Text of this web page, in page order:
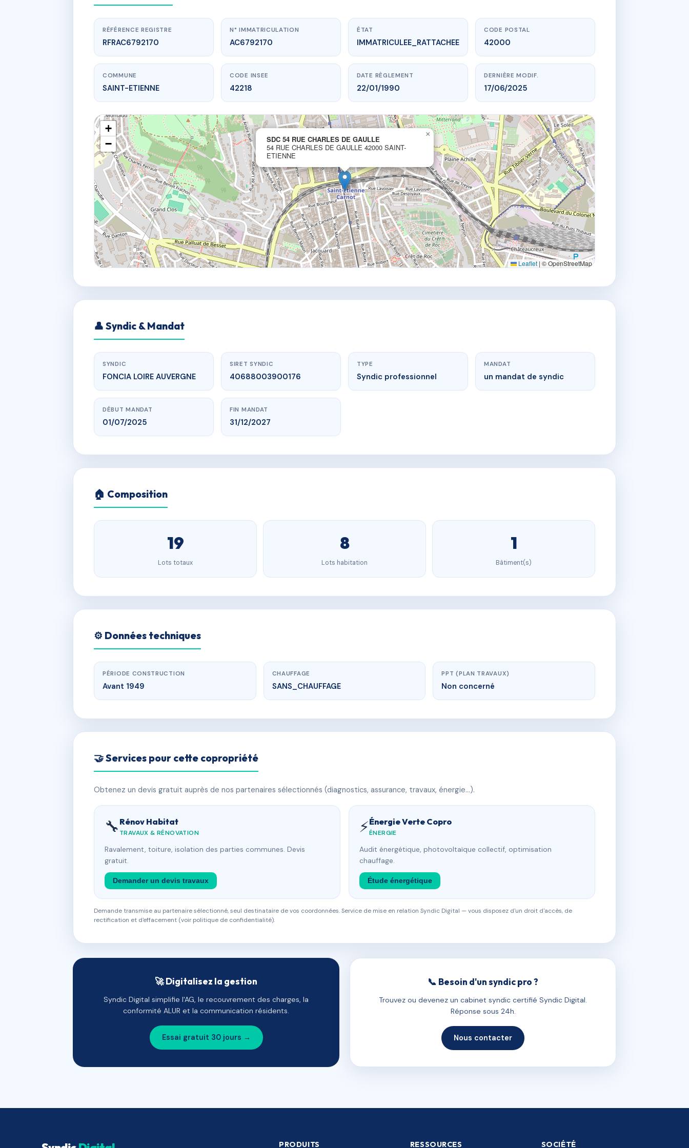
www.vme.plus/AC6792170
SDC 54 RUE CHARLES DE GAULLE
54 Rue Charles de Gaulle42000 SAINT-ETIENNE
RÉFÉRENCE REGISTRE
RFRAC6792170
N° IMMATRICULATION
AC6792170
ÉTAT
IMMATRICULEE_RATTACHEE
CODE POSTAL
42000
COMMUNE
SAINT-ETIENNE
CODE INSEE
42218
DATE RÈGLEMENT
22/01/1990
DERNIÈRE MODIF.
17/06/2025
SDC 54 RUE CHARLES DE GAULLE
54 RUE CHARLES DE GAULLE 42000 SAINT-
ETIENNE
×
+
−
Leaflet | © OpenStreetMap
👤 Syndic & Mandat
SYNDIC
FONCIA LOIRE AUVERGNE
SIRET SYNDIC
40688003900176
TYPE
Syndic professionnel
MANDAT
un mandat de syndic
DÉBUT MANDAT
01/07/2025
FIN MANDAT
31/12/2027
🏠 Composition
19
Lots totaux
8
Lots habitation
1
Bâtiment(s)
⚙️ Données techniques
PÉRIODE CONSTRUCTION
Avant 1949
CHAUFFAGE
SANS_CHAUFFAGE
PPT (PLAN TRAVAUX)
Non concerné
🤝 Services pour cette copropriété
Obtenez un devis gratuit auprès de nos partenaires sélectionnés (diagnostics, assurance, travaux, énergie…).
🔧 Rénov Habitat
TRAVAUX & RÉNOVATION
Ravalement, toiture, isolation des parties communes. Devis
gratuit.
Demander un devis travaux
⚡Énergie Verte Copro
ÉNERGIE
Audit énergétique, photovoltaïque collectif, optimisation
chauffage.
Étude énergétique
Demande transmise au partenaire sélectionné, seul destinataire de vos coordonnées. Service de mise en relation Syndic Digital — vous disposez d'un droit d'accès, de
rectification et d'effacement (voir politique de confidentialité).
🚀 Digitalisez la gestion
Syndic Digital simplifie l'AG, le recouvrement des charges, la
conformité ALUR et la communication résidents.
Essai gratuit 30 jours →
📞 Besoin d'un syndic pro ?
Trouvez ou devenez un cabinet syndic certifié Syndic Digital.
Réponse sous 24h.
Nous contacter
PRODUITS RESSOURCES SOCIÉTÉ